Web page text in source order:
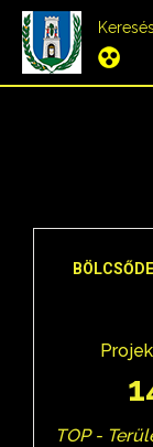
Keresés
TOP -